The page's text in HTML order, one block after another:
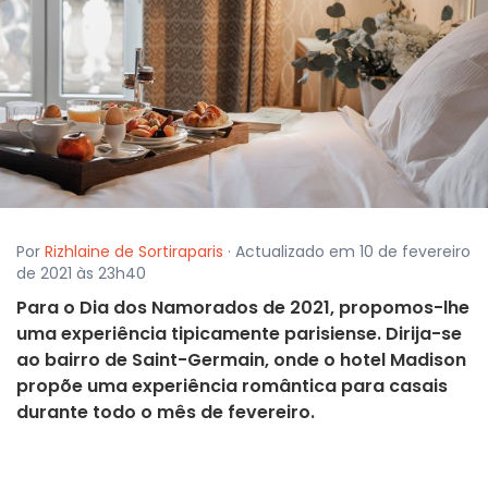
Por Rizhlaine de Sortiraparis · Actualizado em 10 de fevereiro
de 2021 às 23h40
Para o Dia dos Namorados de 2021, propomos-lhe
uma experiência tipicamente parisiense. Dirija-se
ao bairro de Saint-Germain, onde o hotel Madison
propõe uma experiência romântica para casais
durante todo o mês de fevereiro.